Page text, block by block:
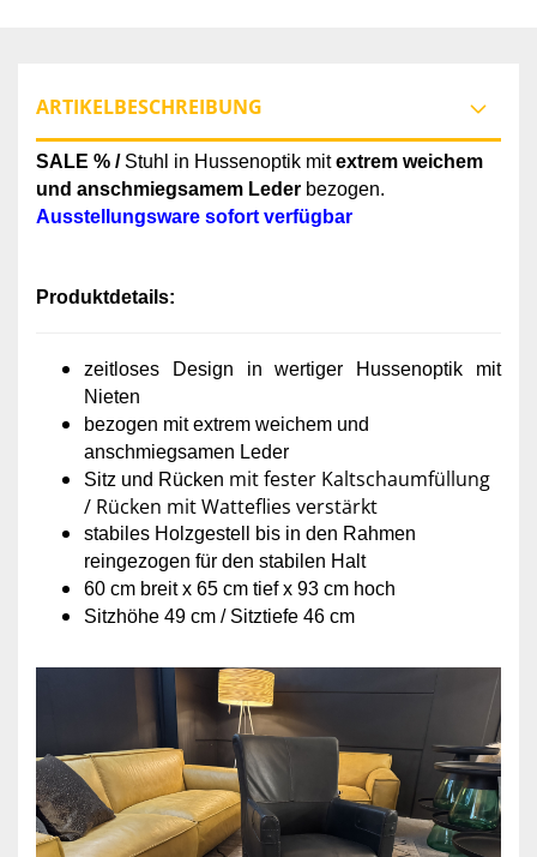
ARTIKELBESCHREIBUNG
SALE % / Stuhl in Hussenoptik mitextrem weichem
und anschmiegsamem Leder bezogen.
Ausstellungsware sofort verfügbar
Produktdetails:
zeitloses Design in wertiger Hussenoptik mit
Nieten
bezogen mit extrem weichem und
anschmiegsamen Leder
Sitz und Rücken mit fester Kaltschaumfüllung
/ Rücken mit Watteflies verstärkt
stabiles Holzgestell bis in den Rahmen
reingezogen für den stabilen Halt
60 cm breit x 65 cm tief x 93 cm hoch
Sitzhöhe 49 cm / Sitztiefe 46 cm